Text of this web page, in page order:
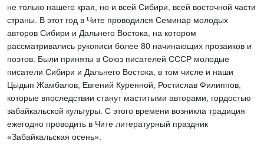
не только нашего края, но и всей Сибири, всей восточной части
страны. В этот год в Чите проводился Семинар молодых
авторов Сибири и Дальнего Востока, на котором
рассматривались рукописи более 80 начинающих прозаиков и
поэтов. Были приняты в Союз писателей СССР молодые
писатели Сибири и Дальнего Востока, в том числе и наши
Цыдып Жамбалов, Евгений Куренной, Ростислав Филиппов,
которые впоследствии станут маститыми авторами, гордостью
забайкальской культуры. С этого времени возникла традиция
ежегодно проводить в Чите литературный праздник
«Забайкальская осень».